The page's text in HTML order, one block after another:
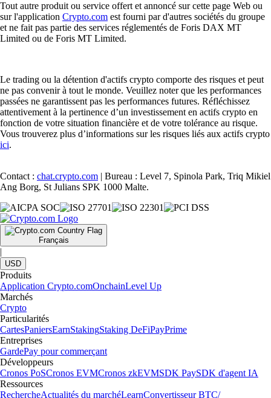
Tout autre produit ou service offert et annoncé sur cette page Web ou
sur l'application Crypto.com est fourni par d'autres sociétés du groupe
et ne fait pas partie des services réglementés de Foris DAX MT
Limited ou de Foris MT Limited.
Le trading ou la détention d'actifs crypto comporte des risques et peut
ne pas convenir à tout le monde. Veuillez noter que les performances
passées ne garantissent pas les performances futures. Réfléchissez
attentivement à la pertinence d’un investissement en actifs crypto en
fonction de votre situation financière et de votre tolérance au risque.
Vous trouverez plus d’informations sur les risques liés aux actifs crypto
ici.
Contact : chat.crypto.com | Bureau : Level 7, Spinola Park, Triq Mikiel
Ang Borg, St Julians SPK 1000 Malte.
Français
|
USD
Produits
Application Crypto.comOnchainLevel Up
Marchés
Crypto
Particularités
CartesPaniersEarnStakingStaking DeFiPayPrime
Entreprises
GardePay pour commerçant
Développeurs
Cronos PoSCronos EVMCronos zkEVMSDK PaySDK d'agent IA
Ressources
RechercheActualités du marchéLearnConvertisseur BTC/